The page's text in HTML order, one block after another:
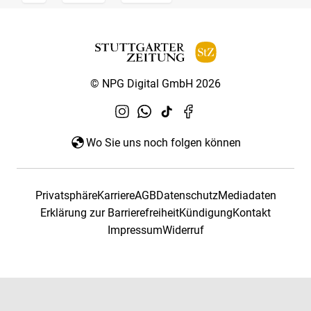
© NPG Digital GmbH 2026
Wo Sie uns noch folgen können
PrivatsphäreKarriereAGBDatenschutzMediadaten
Erklärung zur BarrierefreiheitKündigungKontakt
ImpressumWiderruf